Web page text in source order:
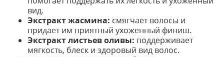
вид.
Экстракт жасмина: смягчает волосы и
придает им приятный ухоженный финиш.
Экстракт листьев оливы: поддерживает
мягкость, блеск и здоровый вид волос.